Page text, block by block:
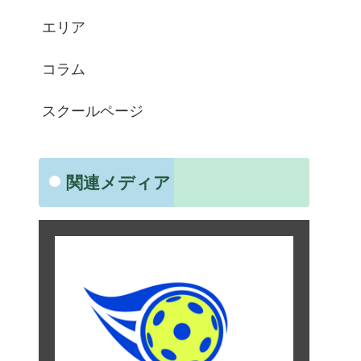
エリア
コラム
スクールページ
関連メディア